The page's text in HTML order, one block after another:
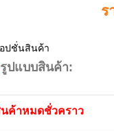
ร
ปชั่นสินค้า
รูปแบบสินค้า:
ค้าหมดชั่วคราว